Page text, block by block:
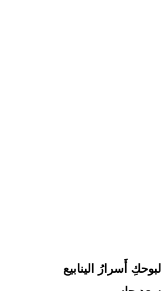
لبوحكِ أَسرارُ الينابيع